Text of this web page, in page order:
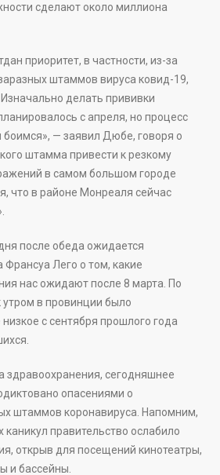
сделают около миллиона
приоритет, в частности, из-за
штаммов вируса ковид-19,
делать прививки
с апреля, но процесс
— заявил Дюбе, говоря о
штамма привести к резкому
в самом большом городе
что в районе Монреаля сейчас
после обеда ожидается
Лего о том, какие
нас ожидают после 8 марта. По
утром в провинции было
с сентября прошлого года
сегодняшнее
опасениями о
штаммов коронавируса. Напомним,
каникул правительство ослабило
открыв для посещений кинотеатры,
и бассейны.